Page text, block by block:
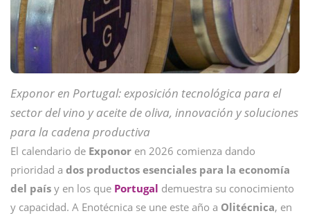
Exponor en Portugal: exposición tecnológica para el
sector del vino y aceite de oliva, innovación y soluciones
para la cadena productiva
El calendario de Exponor en 2026 comienza dando
prioridad a dos productos esenciales para la economía
del país y en los que Portugal demuestra su conocimiento
y capacidad. A Enotécnica se une este año a Olitécnica, en